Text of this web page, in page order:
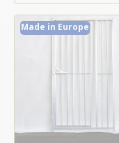
Made in Europe